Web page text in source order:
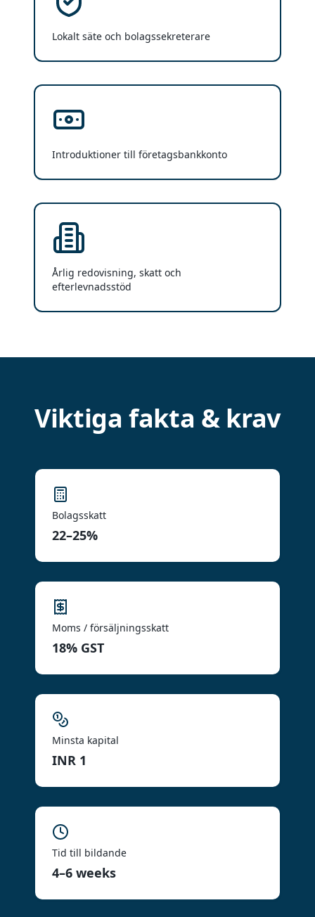
Lokalt säte och bolagssekreterare
Introduktioner till företagsbankkonto
Årlig redovisning, skatt och
efterlevnadsstöd
Viktiga fakta & krav
Bolagsskatt
22–25%
Moms / försäljningsskatt
18% GST
Minsta kapital
INR 1
Tid till bildande
4–6 weeks